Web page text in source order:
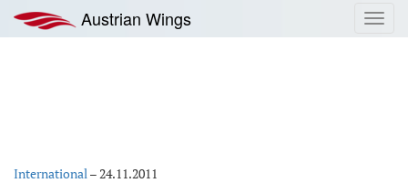
Inhalt
springen
Austrian Wings
International–24.11.2011